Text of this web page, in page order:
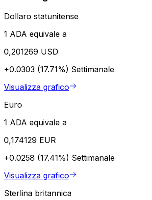
Dollaro statunitense
1 ADA equivale a
0,201269 USD
+0.0303 (17.71%) Settimanale
Visualizza grafico
Euro
1 ADA equivale a
0,174129 EUR
+0.0258 (17.41%) Settimanale
Visualizza grafico
Sterlina britannica